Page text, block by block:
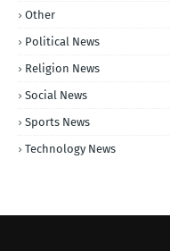
Other
Political News
Religion News
Social News
Sports News
Technology News